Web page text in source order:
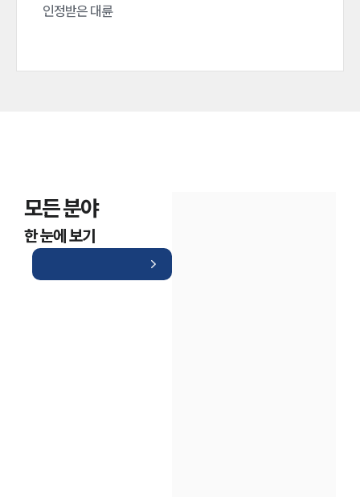
인정받은 대륜
모든 분야
한 눈에 보기